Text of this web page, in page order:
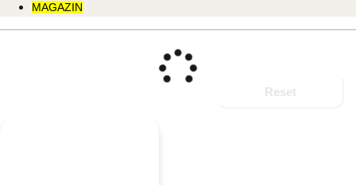
MAGAZIN
Reset